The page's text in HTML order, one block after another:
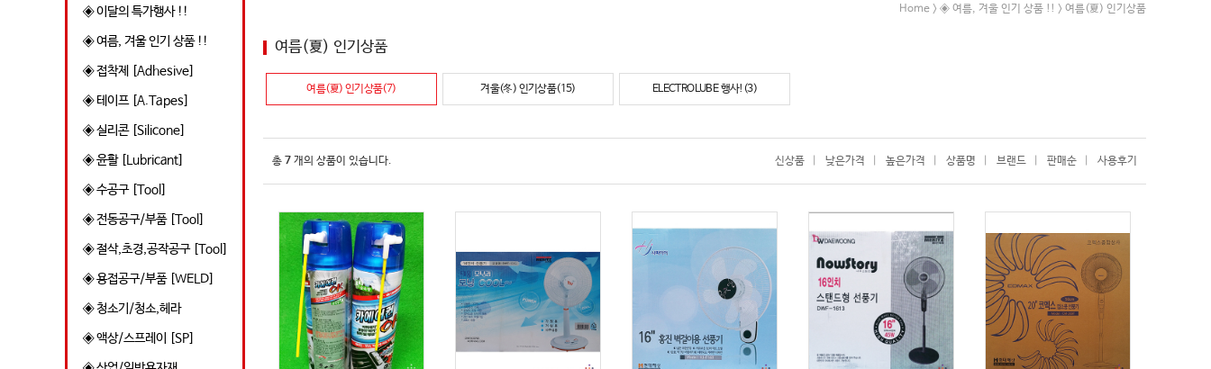
◈ 이달의 특가행사 !!
◈ 여름, 겨울 인기 상품 !!
◈ 접착제 [Adhesive]
◈ 테이프 [A.Tapes]
◈ 실리콘 [Silicone]
◈ 윤활 [Lubricant]
◈ 수공구 [Tool]
◈ 전동공구/부품 [Tool]
◈ 절삭,초경,공작공구 [Tool]
◈ 용접공구/부품 [WELD]
◈ 청소기/청소,헤라
◈ 액상/스프레이 [SP]
Home > ◈ 여름, 겨울 인기 상품 !! > 여름(夏) 인기상품
여름(夏) 인기상품
여름(夏) 인기상품(7) 겨울(冬) 인기상품(15) ELECTROLUBE 행사!(3)
총 7 개의 상품이 있습니다. 신상품 낮은가격 높은가격 상품명 브랜드 판매순 사용후기